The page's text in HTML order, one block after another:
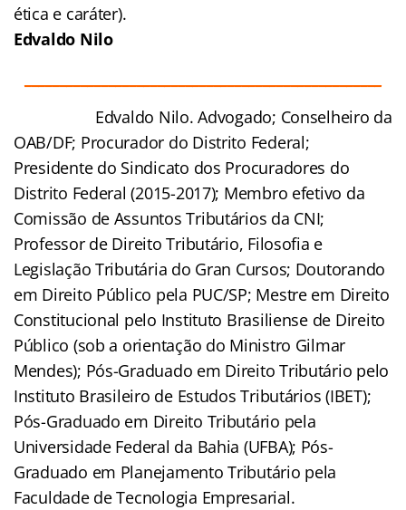
ética e caráter).
Edvaldo Nilo
Edvaldo Nilo. Advogado; Conselheiro da
OAB/DF; Procurador do Distrito Federal;
Presidente do Sindicato dos Procuradores do
Distrito Federal (2015-2017); Membro efetivo da
Comissão de Assuntos Tributários da CNI;
Professor de Direito Tributário, Filosofia e
Legislação Tributária do Gran Cursos; Doutorando
em Direito Público pela PUC/SP; Mestre em Direito
Constitucional pelo Instituto Brasiliense de Direito
Público (sob a orientação do Ministro Gilmar
Mendes); Pós-Graduado em Direito Tributário pelo
Instituto Brasileiro de Estudos Tributários (IBET);
Pós-Graduado em Direito Tributário pela
Universidade Federal da Bahia (UFBA); Pós-
Graduado em Planejamento Tributário pela
Faculdade de Tecnologia Empresarial.